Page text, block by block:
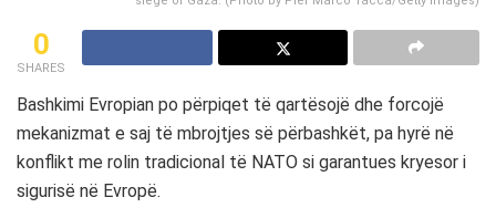
0
SHARES
Bashkimi Evropian po përpiqet të qartësojë dhe forcojë
mekanizmat e saj të mbrojtjes së përbashkët, pa hyrë në
konflikt me rolin tradicional të NATO si garantues kryesor i
sigurisë në Evropë.